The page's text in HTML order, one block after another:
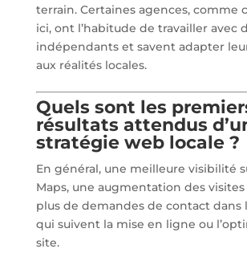
terrain. Certaines agences, comme
ici, ont l’habitude de travailler avec
indépendants et savent adapter
aux réalités locales.
Quels sont les
résultats attendus
stratégie web locale ?
En général, une meilleure visibilité
Maps, une augmentation des
plus de demandes de contact dans
qui suivent la mise en ligne ou
site.